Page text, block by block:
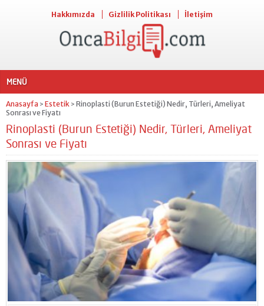
Hakkımızda Gizlilik Politikası İletişim
MENÜ
Anasayfa > Estetik > Rinoplasti (Burun Estetiği) Nedir, Türleri, Ameliyat
Sonrası ve Fiyatı
Rinoplasti (Burun Estetiği) Nedir, Türleri, Ameliyat
Sonrası ve Fiyatı